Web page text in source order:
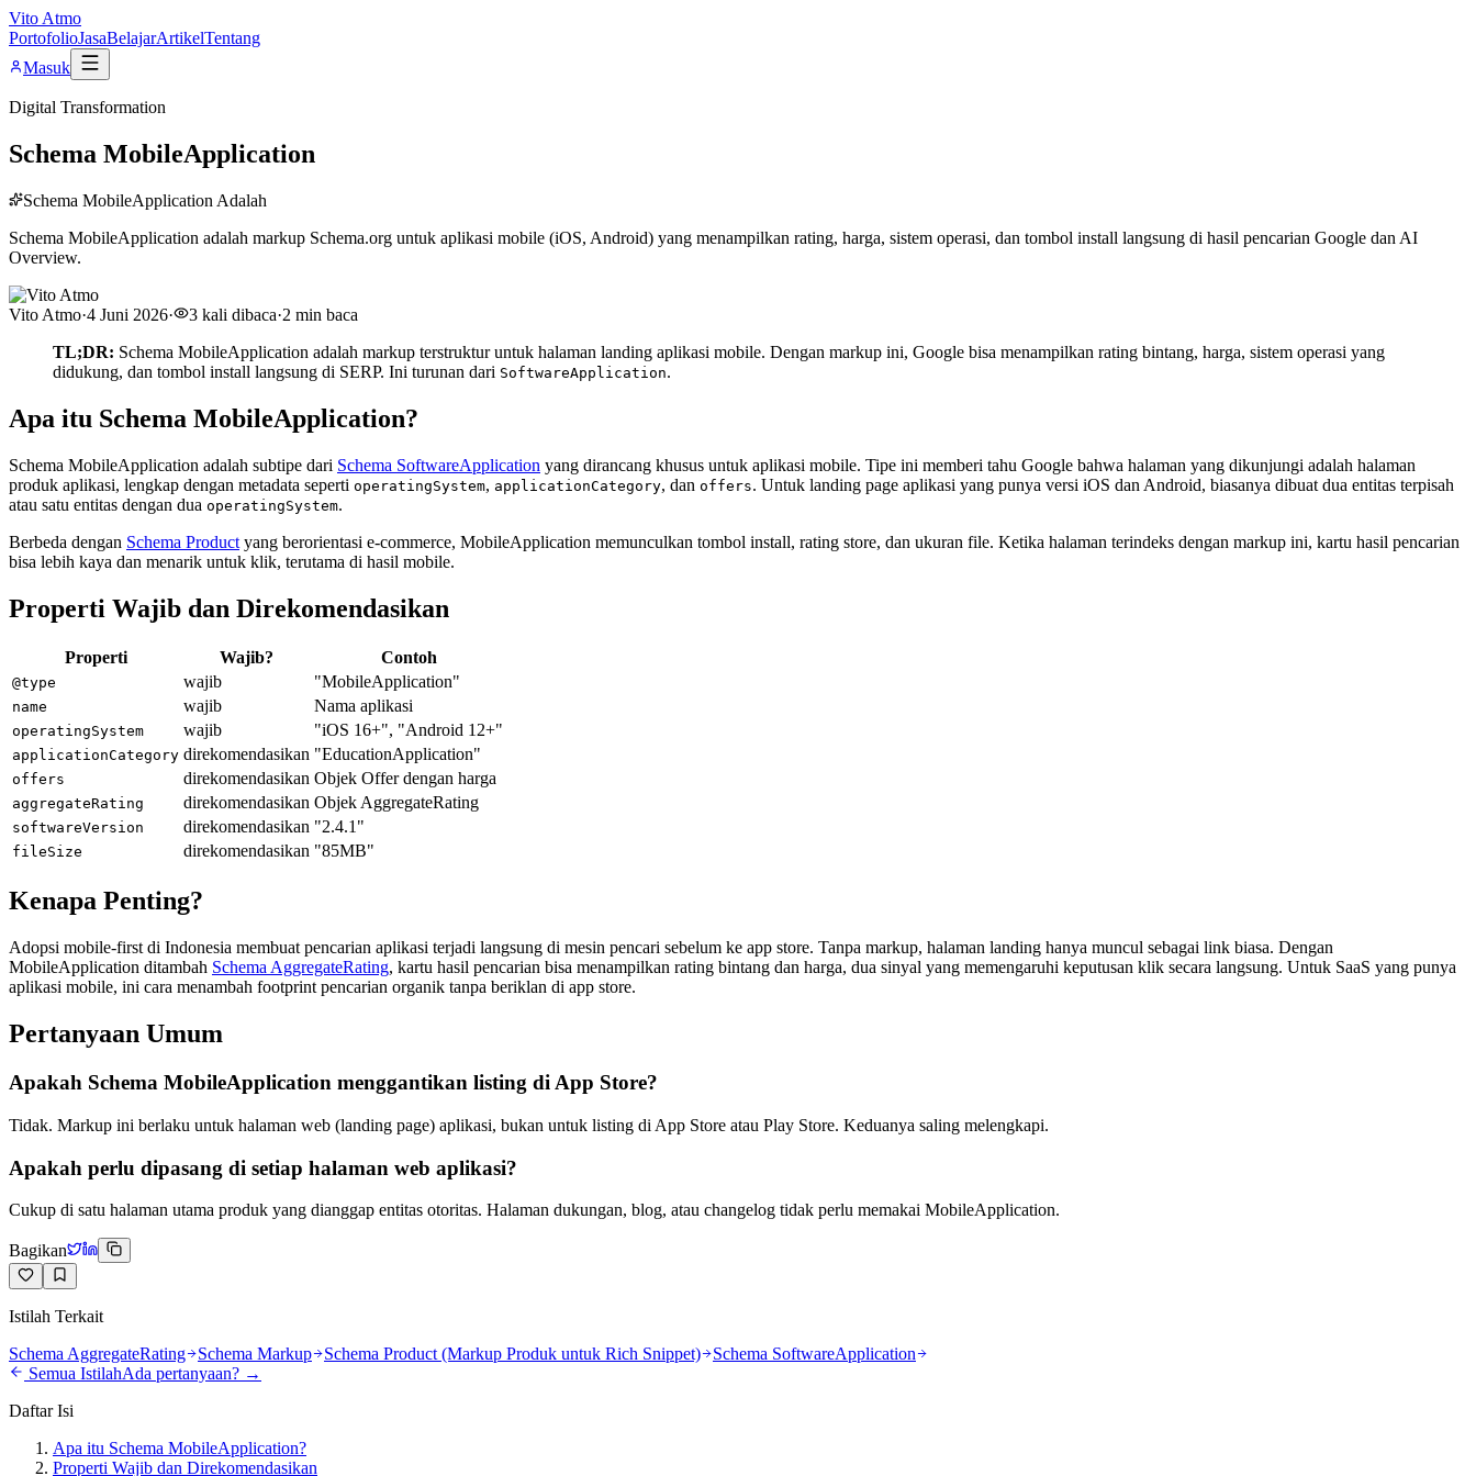
Vito Atmo
PortofolioJasaBelajarArtikelTentang
Masuk
Digital Transformation
Schema MobileApplication
Schema MobileApplication Adalah
Schema MobileApplication adalah markup Schema.org untuk aplikasi mobile (iOS, Android) yang menampilkan rating, harga, sistem operasi, dan tombol install langsung di hasil pencarian Google dan AI
Overview.
Vito Atmo·4 Juni 2026· 3 kali dibaca·2 min baca
TL;DR: Schema MobileApplication adalah markup terstruktur untuk halaman landing aplikasi mobile. Dengan markup ini, Google bisa menampilkan rating bintang, harga, sistem operasi yang
didukung, dan tombol install langsung di SERP. Ini turunan dari SoftwareApplication.
Apa itu Schema MobileApplication?
Schema MobileApplication adalah subtipe dari Schema SoftwareApplication yang dirancang khusus untuk aplikasi mobile. Tipe ini memberi tahu Google bahwa halaman yang dikunjungi adalah halaman
produk aplikasi, lengkap dengan metadata seperti operatingSystem, applicationCategory, dan offers. Untuk landing page aplikasi yang punya versi iOS dan Android, biasanya dibuat dua entitas terpisah
atau satu entitas dengan dua operatingSystem.
Berbeda dengan Schema Product yang berorientasi e-commerce, MobileApplication memunculkan tombol install, rating store, dan ukuran file. Ketika halaman terindeks dengan markup ini, kartu hasil pencarian
bisa lebih kaya dan menarik untuk klik, terutama di hasil mobile.
Properti Wajib dan Direkomendasikan
Properti Wajib? Contoh
@type wajib "MobileApplication"
name wajib Nama aplikasi
operatingSystem wajib "iOS 16+", "Android 12+"
applicationCategory direkomendasikan "EducationApplication"
offers direkomendasikan Objek Offer dengan harga
aggregateRating direkomendasikan Objek AggregateRating
softwareVersion direkomendasikan "2.4.1"
fileSize direkomendasikan "85MB"
Kenapa Penting?
Adopsi mobile-first di Indonesia membuat pencarian aplikasi terjadi langsung di mesin pencari sebelum ke app store. Tanpa markup, halaman landing hanya muncul sebagai link biasa. Dengan
MobileApplication ditambah Schema AggregateRating, kartu hasil pencarian bisa menampilkan rating bintang dan harga, dua sinyal yang memengaruhi keputusan klik secara langsung. Untuk SaaS yang punya
aplikasi mobile, ini cara menambah footprint pencarian organik tanpa beriklan di app store.
Pertanyaan Umum
Apakah Schema MobileApplication menggantikan listing di App Store?
Tidak. Markup ini berlaku untuk halaman web (landing page) aplikasi, bukan untuk listing di App Store atau Play Store. Keduanya saling melengkapi.
Apakah perlu dipasang di setiap halaman web aplikasi?
Cukup di satu halaman utama produk yang dianggap entitas otoritas. Halaman dukungan, blog, atau changelog tidak perlu memakai MobileApplication.
Bagikan
Istilah Terkait
Schema AggregateRating
Schema Markup Schema Product (Markup Produk untuk Rich Snippet)
Schema SoftwareApplication
Semua IstilahAda pertanyaan? →
Daftar Isi
Apa itu Schema MobileApplication?
Properti Wajib dan Direkomendasikan